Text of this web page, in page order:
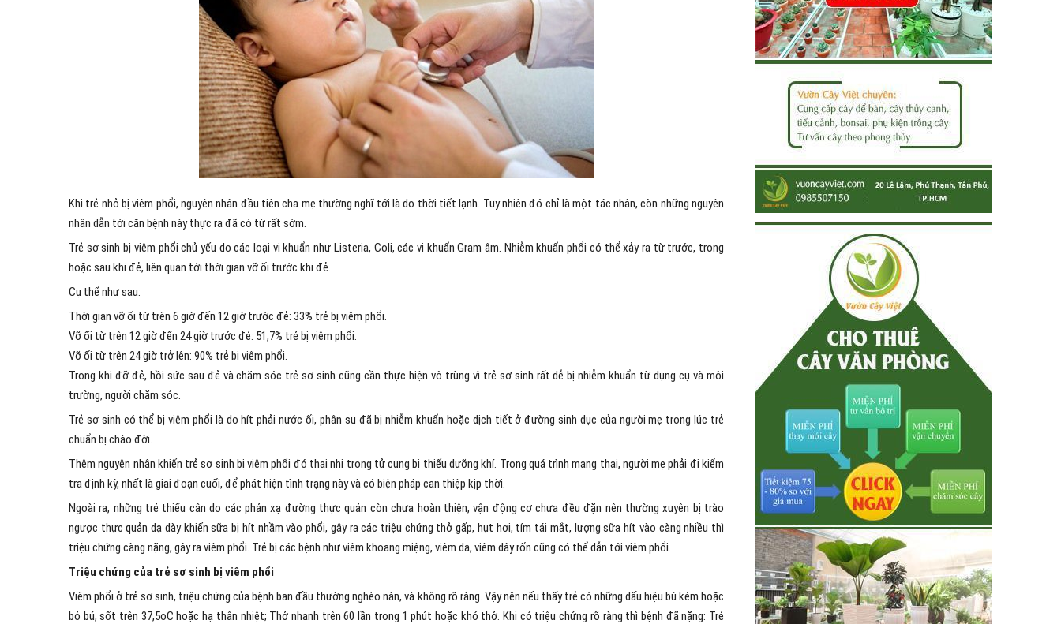
Khi trẻ nhỏ bị viêm phổi, nguyên nhân đầu tiên cha mẹ thường nghĩ tới là do thời tiết lạnh. Tuy nhiên đó chỉ là một tác nhân, còn những nguyên
nhân dẫn tới căn bệnh này thực ra đã có từ rất sớm.
Trẻ sơ sinh bị viêm phổi chủ yếu do các loại vi khuẩn như Listeria, Coli, các vi khuẩn Gram âm. Nhiễm khuẩn phổi có thể xảy ra từ trước, trong
hoặc sau khi đẻ, liên quan tới thời gian vỡ ối trước khi đẻ.
Cụ thể như sau:
Thời gian vỡ ối từ trên 6 giờ đến 12 giờ trước đẻ: 33% trẻ bị viêm phổi.
Vỡ ối từ trên 12 giờ đến 24 giờ trước đẻ: 51,7% trẻ bị viêm phổi.
Vỡ ối từ trên 24 giờ trở lên: 90% trẻ bị viêm phổi.
Trong khi đỡ đẻ, hồi sức sau đẻ và chăm sóc trẻ sơ sinh cũng cần thực hiện vô trùng vì trẻ sơ sinh rất dễ bị nhiễm khuẩn từ dụng cụ và môi
trường, người chăm sóc.
Trẻ sơ sinh có thể bị viêm phổi là do hít phải nước ối, phân su đã bị nhiễm khuẩn hoặc dịch tiết ở đường sinh dục của người mẹ trong lúc trẻ
chuẩn bị chào đời.
Thêm nguyên nhân khiến trẻ sơ sinh bị viêm phổi đó thai nhi trong tử cung bị thiếu dưỡng khí. Trong quá trình mang thai, người mẹ phải đi kiểm
tra định kỳ, nhất là giai đoạn cuối, để phát hiện tình trạng này và có biện pháp can thiệp kịp thời.
Ngoài ra, những trẻ thiếu cân do các phản xạ đường thực quản còn chưa hoàn thiện, vận động cơ chưa đều đặn nên thường xuyên bị trào
ngược thực quản dạ dày khiến sữa bị hít nhầm vào phổi, gây ra các triệu chứng thở gấp, hụt hơi, tím tái mắt, lượng sữa hít vào càng nhiều thì
triệu chứng càng nặng, gây ra viêm phổi. Trẻ bị các bệnh như viêm khoang miệng, viêm da, viêm dây rốn cũng có thể dẫn tới viêm phổi.
Triệu chứng của trẻ sơ sinh bị viêm phổi
Viêm phổi ở trẻ sơ sinh, triệu chứng của bệnh ban đầu thường nghèo nàn, và không rõ ràng. Vậy nên nếu thấy trẻ có những dấu hiệu bú kém hoặc
bỏ bú, sốt trên 37,5oC hoặc hạ thân nhiệt; Thở nhanh trên 60 lần trong 1 phút hoặc khó thở. Khi có triệu chứng rõ ràng thì bệnh đã nặng: Trẻ